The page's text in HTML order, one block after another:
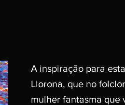
A inspiração para
Llorona, que no
mulher fantasma que